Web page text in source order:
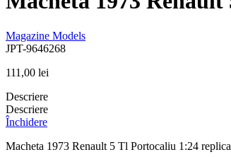
Magazine Models
JPT-9646268
111,00 lei
Descriere
Descriere
Închidere
Macheta 1973 Renault 5 Tl Portocaliu 1:24